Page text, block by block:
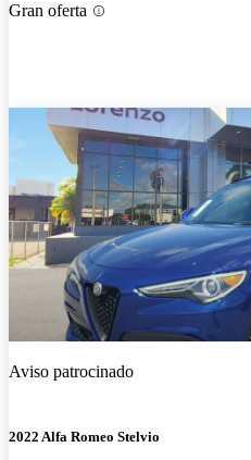
Gran oferta
Aviso patrocinado
2022 Alfa Romeo Stelvio